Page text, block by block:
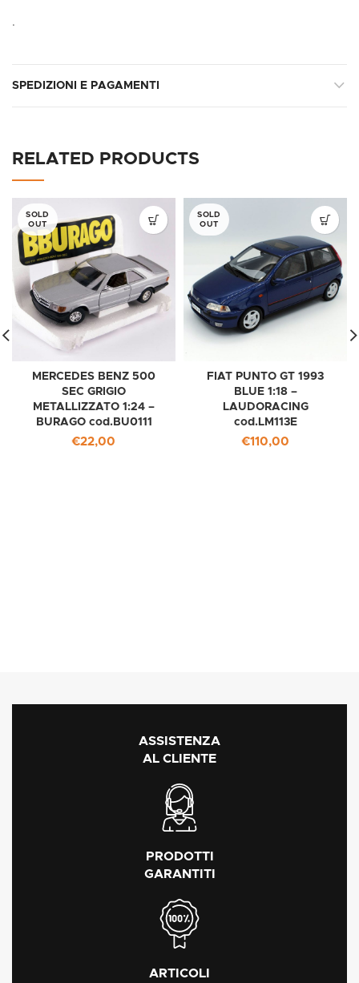
.
SPEDIZIONI E PAGAMENTI
RELATED PRODUCTS
SOLD
OUT
MERCEDES BENZ 500
SEC GRIGIO
METALLIZZATO 1:24 –
BURAGO cod.BU0111
€22,00
SOLD
OUT
FIAT PUNTO GT 1993
BLUE 1:18 –
LAUDORACING
cod.LM113E
€110,00
ASSISTENZA
AL CLIENTE
PRODOTTI
GARANTITI
ARTICOLI